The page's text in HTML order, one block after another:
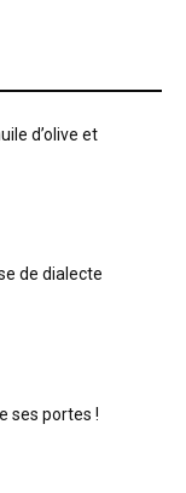
d’olive et
de dialecte
ses portes !